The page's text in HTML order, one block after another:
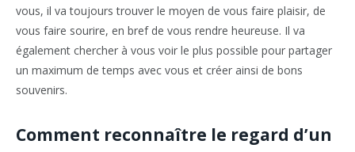
vous, il va toujours trouver le moyen de vous faire plaisir, de
vous faire sourire, en bref de vous rendre heureuse. Il va
également chercher à vous voir le plus possible pour partager
un maximum de temps avec vous et créer ainsi de bons
souvenirs.
Comment reconnaître le regard d’un